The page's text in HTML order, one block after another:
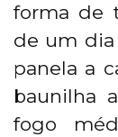
forma de
de um dia
panela a
baunilha
fogo